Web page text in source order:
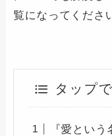
覧になってくださ
タップ
『愛とい